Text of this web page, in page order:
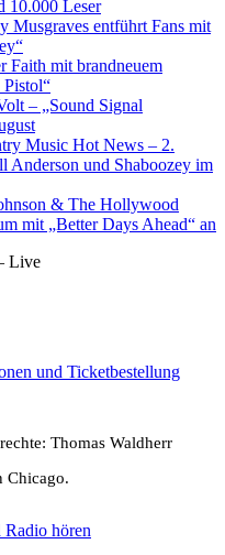
10.000 Leser
Musgraves entführt Fans mit
Faith mit brandneuem
– „Sound Signal
Music Hot News – 2.
und Shaboozey im
& The Hollywood
mit „Better Days Ahead“ an
Live
Thomas Waldherr
Chicago.